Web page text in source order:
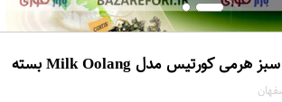
بسته دمنوش چای سبز هرمی کورتیس مدل Milk Oolang بسته